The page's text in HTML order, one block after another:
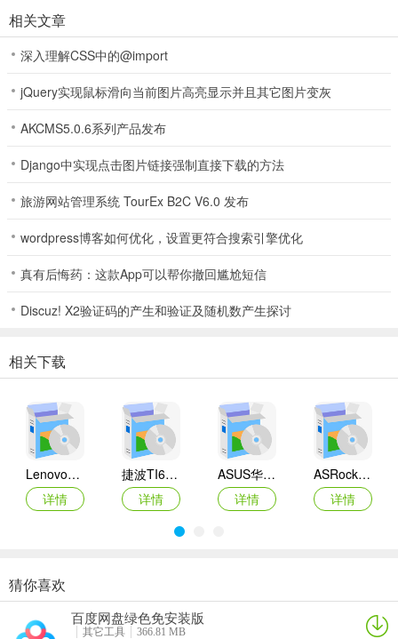
相关文章
深入理解CSS中的@import
jQuery实现鼠标滑向当前图片高亮显示并且其它图片变灰
AKCMS5.0.6系列产品发布
Django中实现点击图片链接强制直接下载的方法
旅游网站管理系统 TourEx B2C V6.0 发布
wordpress博客如何优化，设置更符合搜索引擎优化
真有后悔药：这款App可以帮你撤回尴尬短信
Discuz! X2验证码的产生和验证及随机数产生探讨
相关下载
Lenovo联想 Ideapad Z465/Z565系列笔记本 声卡驱动
详情
捷波TI61AG-A主板BIOS
详情
ASUS华硕F1A55-M LX3 R2.0主板BIOS
详情
ASRock华擎IMB-A160主板BIOS
详情
奥睿科PAS3062-2E/PAS3062-2S/PAS3064-2S2E系列扩展卡驱动
详情
Canon佳能 PowerShot A310 WIA驱动
详情
AMD Mobility Radeon HD 2000/HD 3000/HD 4000/HD 5000系列移动显卡催化剂驱动
映泰Hi-Fi H77S 5.x主板BIOS
猜你喜欢
百度网盘绿色免安装版
其它工具
366.81 MB